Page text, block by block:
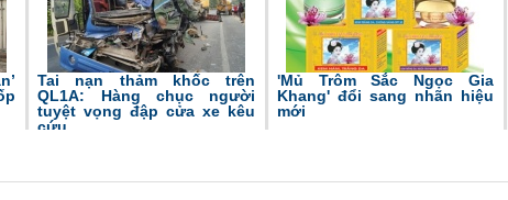
Tai nạn thảm khốc trên
QL1A: Hàng chục người
tuyệt vọng đập cửa xe kêu
cứu
'Mủ Trôm Sắc Ngọc Gia
Khang' đổi sang nhãn hiệu
mới